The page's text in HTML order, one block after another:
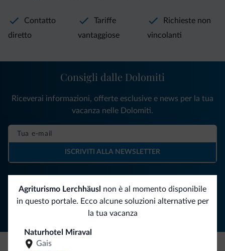
Agriturismo Lerchhäusl non è al momento disponibile
in questo portale. Ecco alcune soluzioni alternative per
la tua vacanza
Naturhotel Miraval
Gais
Contatto
diretto
Tariffe
vantaggiose
Richieste non
vincolanti
Segui Dolomiti.it
Consigli dalle Dolomiti
Riceverai informazioni, offerte esclusive e news per la tua
vacanza nelle Dolomiti.
ISCRIVITI ALLA NEWSLETTER